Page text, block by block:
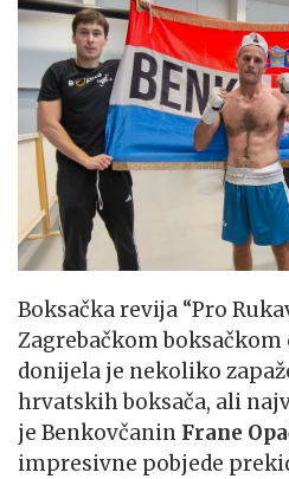
Boksačka revija “Pro
Zagrebačkom boksačkom
donijela je nekoliko
hrvatskih boksača, ali
je Benkovčanin Frane
impresivne pobjede